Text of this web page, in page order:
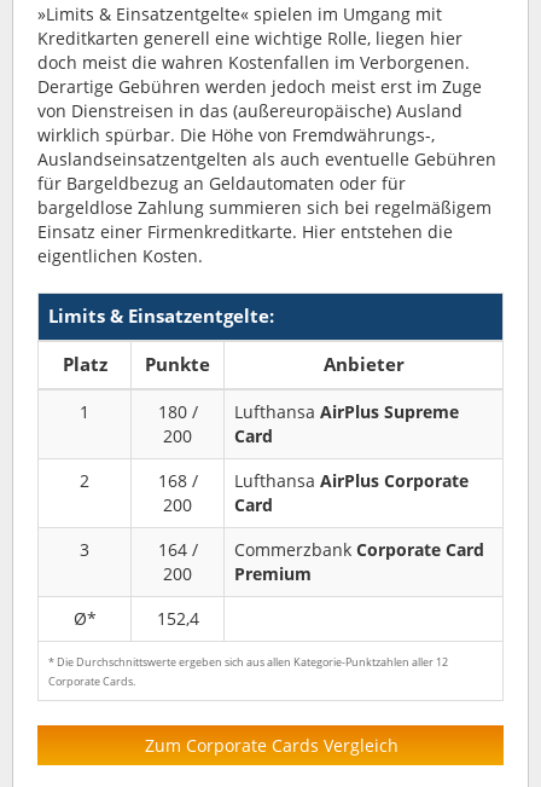
»Limits & Einsatzentgelte« spielen im Umgang mit
Kreditkarten generell eine wichtige Rolle, liegen hier
doch meist die wahren Kostenfallen im Verborgenen.
Derartige Gebühren werden jedoch meist erst im Zuge
von Dienstreisen in das (außereuropäische) Ausland
wirklich spürbar. Die Höhe von Fremdwährungs-,
Auslandseinsatzentgelten als auch eventuelle Gebühren
für Bargeldbezug an Geldautomaten oder für
bargeldlose Zahlung summieren sich bei regelmäßigem
Einsatz einer Firmenkreditkarte. Hier entstehen die
eigentlichen Kosten.
Limits & Einsatzentgelte:
Platz
Punkte Anbieter
1
180 /
200
Lufthansa AirPlus Supreme
Card
2
168 /
200
Lufthansa AirPlus Corporate
Card
3
164 /
200
Commerzbank Corporate Card
Premium
Ø*
152,4
* Die Durchschnittswerte ergeben sich aus allen Kategorie-Punktzahlen aller 12
Corporate Cards.
Zum Corporate Cards Vergleich